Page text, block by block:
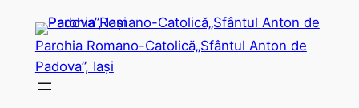
conținut
Parohia Romano-Catolică„Sfântul Anton de
Padova”, Iași